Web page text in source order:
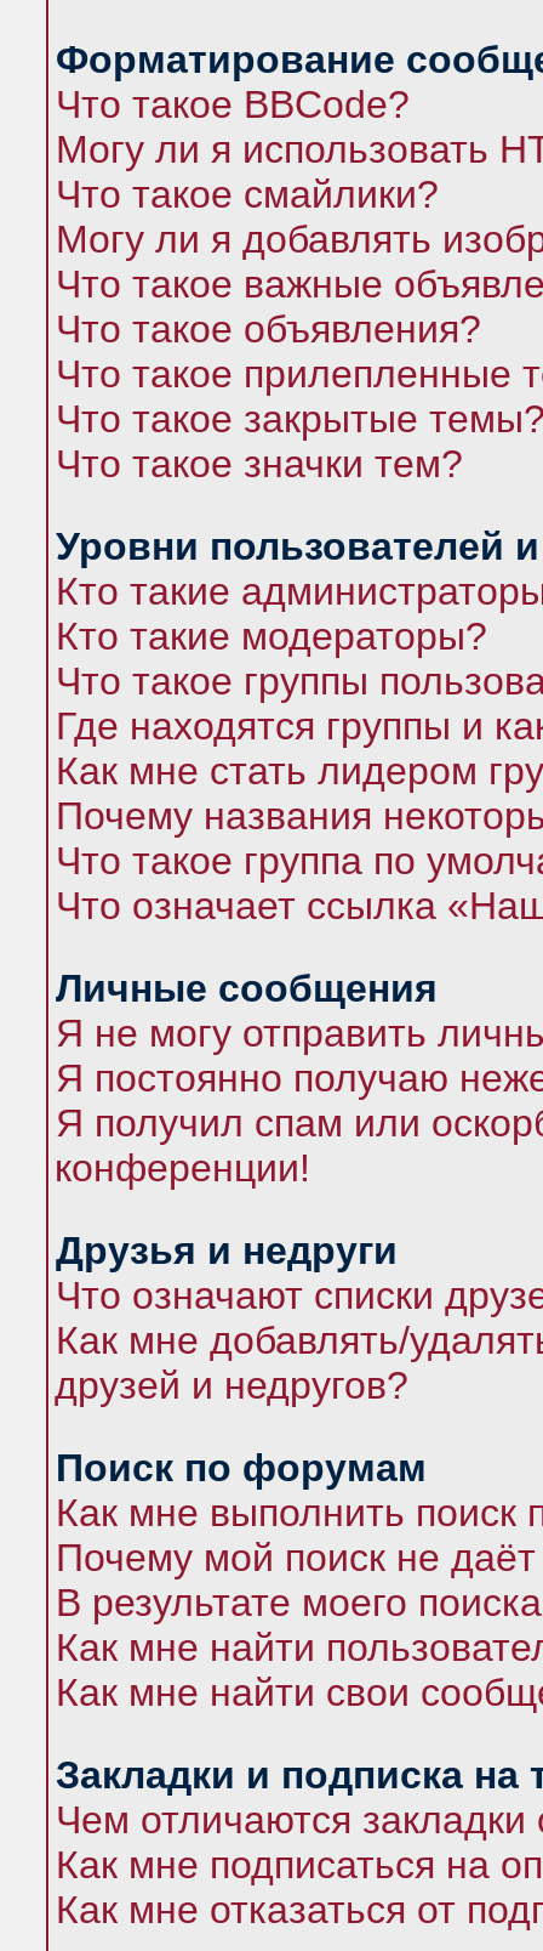
Форматирование
Что такое BBCode?
Могу ли я использовать
Что такое смайлики?
Могу ли я добавлять
Что такое важные
Что такое объявления?
Что такое прилепленные
Что такое закрытые
Что такое значки тем?
Уровни пользователей
Кто такие
Кто такие модераторы?
Что такое группы
Где находятся группы и
Как мне стать лидером
Почему названия
Что такое группа по
Что означает ссылка
Личные сообщения
Я не могу отправить
Я постоянно получаю
Я получил спам или
конференции!
Друзья и недруги
Что означают списки
Как мне добавлять/
друзей и недругов?
Поиск по форумам
Как мне выполнить
Почему мой поиск не даёт
В результате моего
Как мне найти
Как мне найти свои
Закладки и подписка на
Чем отличаются закладки
Как мне подписаться на
Как мне отказаться от